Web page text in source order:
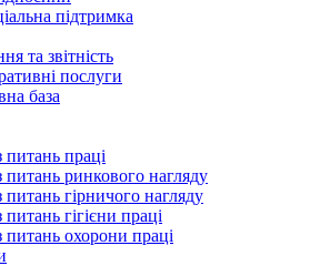
підтримка
та звітність
послуги
база
праці
ринкового нагляду
гірничого нагляду
гігієни праці
охорони праці